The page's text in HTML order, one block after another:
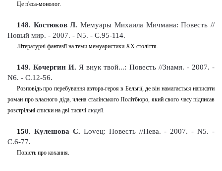
Це п'єса-монолог.
148. Костюков Л. Мемуары Михаила Мичмана: Повесть //
Новый мир. - 2007. - N5. - С.95-114.
Літературні фантазії на теми мемуаристики XX століття.
149. Кочергин И. Я внук твой...: Повесть //Знамя. - 2007. -
N6. - С.12-56.
Розповідь про перебування автора-героя в Бельгії, де він намагається написати
роман про власного діда, члена сталінського Політбюро, який свого часу підписав
розстрільні списки на дві тисячі людей.
150. Кулешова С. Loveц: Повесть //Нева. - 2007. - N5. -
С.6-77.
Повість про кохання.